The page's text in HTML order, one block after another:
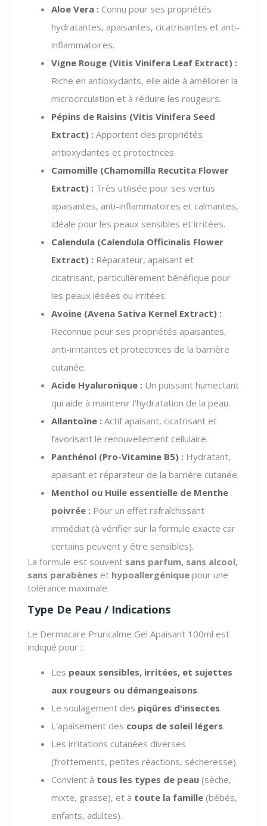
Aloe Vera : Connu pour ses propriétés
hydratantes, apaisantes, cicatrisantes et anti-
inflammatoires.
Vigne Rouge (Vitis Vinifera Leaf Extract) :
Riche en antioxydants, elle aide à améliorer la
microcirculation et à réduire les rougeurs.
Pépins de Raisins (Vitis Vinifera Seed
Extract) : Apportent des propriétés
antioxydantes et protectrices.
Camomille (Chamomilla Recutita Flower
Extract) : Très utilisée pour ses vertus
apaisantes, anti-inflammatoires et calmantes,
idéale pour les peaux sensibles et irritées.
Calendula (Calendula Officinalis Flower
Extract) : Réparateur, apaisant et
cicatrisant, particulièrement bénéfique pour
les peaux lésées ou irritées.
Avoine (Avena Sativa Kernel Extract) :
Reconnue pour ses propriétés apaisantes,
anti-irritantes et protectrices de la barrière
cutanée.
Acide Hyaluronique : Un puissant humectant
qui aide à maintenir l'hydratation de la peau.
Allantoïne : Actif apaisant, cicatrisant et
favorisant le renouvellement cellulaire.
Panthénol (Pro-Vitamine B5) : Hydratant,
apaisant et réparateur de la barrière cutanée.
Menthol ou Huile essentielle de Menthe
poivrée : Pour un effet rafraîchissant
immédiat (à vérifier sur la formule exacte car
certains peuvent y être sensibles).
La formule est souvent sans parfum, sans alcool,
sans parabènes et hypoallergénique pour une
tolérance maximale.
Type De Peau / Indications
Le Dermacare Pruricalme Gel Apaisant 100ml est
indiqué pour :
Les peaux sensibles, irritées, et sujettes
aux rougeurs ou démangeaisons.
Le soulagement des piqûres d'insectes.
L'apaisement des coups de soleil légers.
Les irritations cutanées diverses
(frottements, petites réactions, sécheresse).
Convient à tous les types de peau (sèche,
mixte, grasse), et à toute la famille (bébés,
enfants, adultes).